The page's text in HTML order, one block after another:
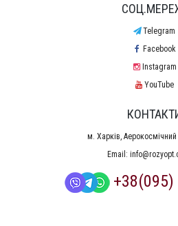
Telegram
Facebook
Instagram
YouTube
м. Харків,
Email: